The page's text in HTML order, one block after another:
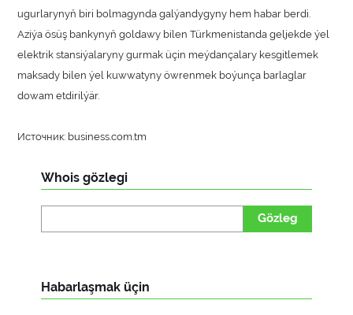
ugurlarynyň biri bolmagynda galýandygyny hem habar berdi.
Aziýa ösüş bankynyň goldawy bilen Türkmenistanda geljekde ýel
elektrik stansiýalaryny gurmak üçin meýdançalary kesgitlemek
maksady bilen ýel kuwwatyny öwrenmek boýunça barlaglar
dowam etdirilýär.
Источник: business.com.tm
Whois gözlegi
Gözleg
Habarlaşmak üçin